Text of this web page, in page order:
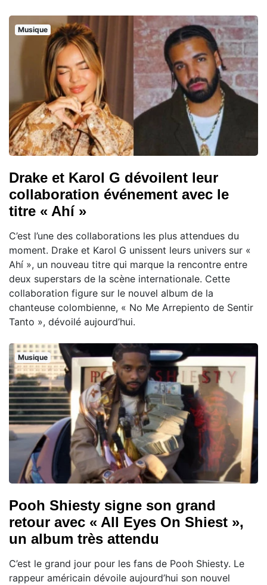
Musique
Drake et Karol G dévoilent leur
collaboration événement avec le
titre « Ahí »
C’est l’une des collaborations les plus attendues du
moment. Drake et Karol G unissent leurs univers sur «
Ahí », un nouveau titre qui marque la rencontre entre
deux superstars de la scène internationale. Cette
collaboration figure sur le nouvel album de la
chanteuse colombienne, « No Me Arrepiento de Sentir
Tanto », dévoilé aujourd’hui.
Musique
Pooh Shiesty signe son grand
retour avec « All Eyes On Shiest »,
un album très attendu
C’est le grand jour pour les fans de Pooh Shiesty. Le
rappeur américain dévoile aujourd’hui son nouvel